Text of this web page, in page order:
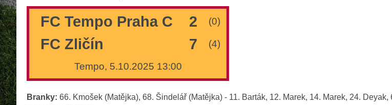
FC Tempo Praha C 2 (0)
FC Zličín 7 (4)
Tempo, 5.10.2025 13:00
Branky: 66. Kmošek (Matějka), 68. Šindelář (Matějka) - 11. Barták, 12. Marek, 14. Marek, 24.